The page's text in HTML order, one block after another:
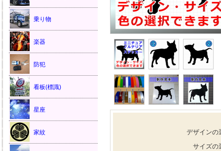
デザインの
サイズの
乗り物
楽器
防犯
看板(標識)
星座
家紋